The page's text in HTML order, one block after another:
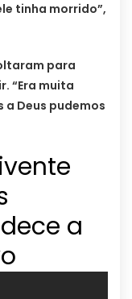
tinha morrido”,
para
“Era muita
Deus pudemos
a